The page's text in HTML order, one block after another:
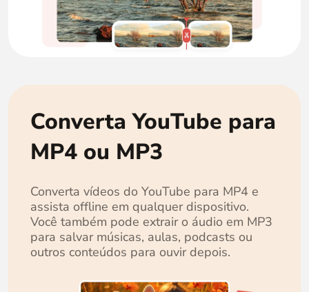
Converta YouTube para
MP4 ou MP3
Converta vídeos do YouTube para MP4 e
assista offline em qualquer dispositivo.
Você também pode extrair o áudio em MP3
para salvar músicas, aulas, podcasts ou
outros conteúdos para ouvir depois.